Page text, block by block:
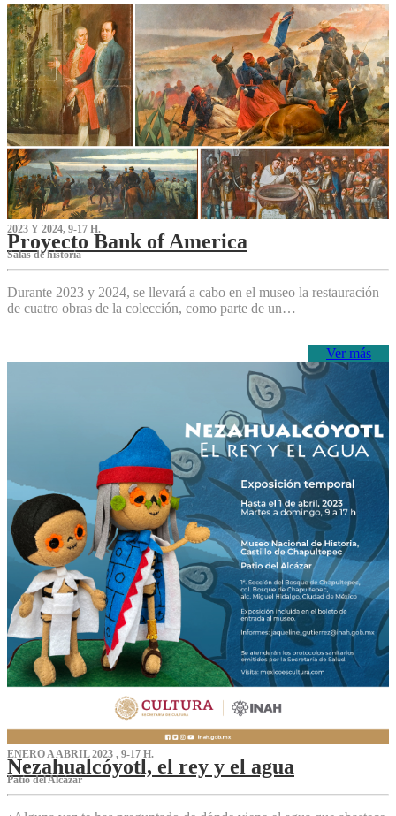
2023 Y 2024, 9-17 H.
Proyecto Bank of America
S‌alas de historia
Durante 2023 y 2024, se llevará a cabo en el museo la restauración
de cuatro obras de la colección, como parte de un…
Ver más
ENERO A ABRIL 2023 , 9-17 H.
Nezahualcóyotl, el rey y el agua
Patio del Alcázar